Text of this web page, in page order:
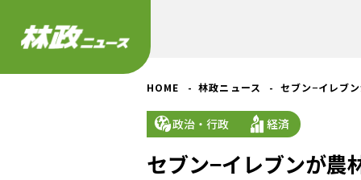
HOME 林政ニュース セブン−イレブ
政治・行政 経済
セブン−イレブンが農